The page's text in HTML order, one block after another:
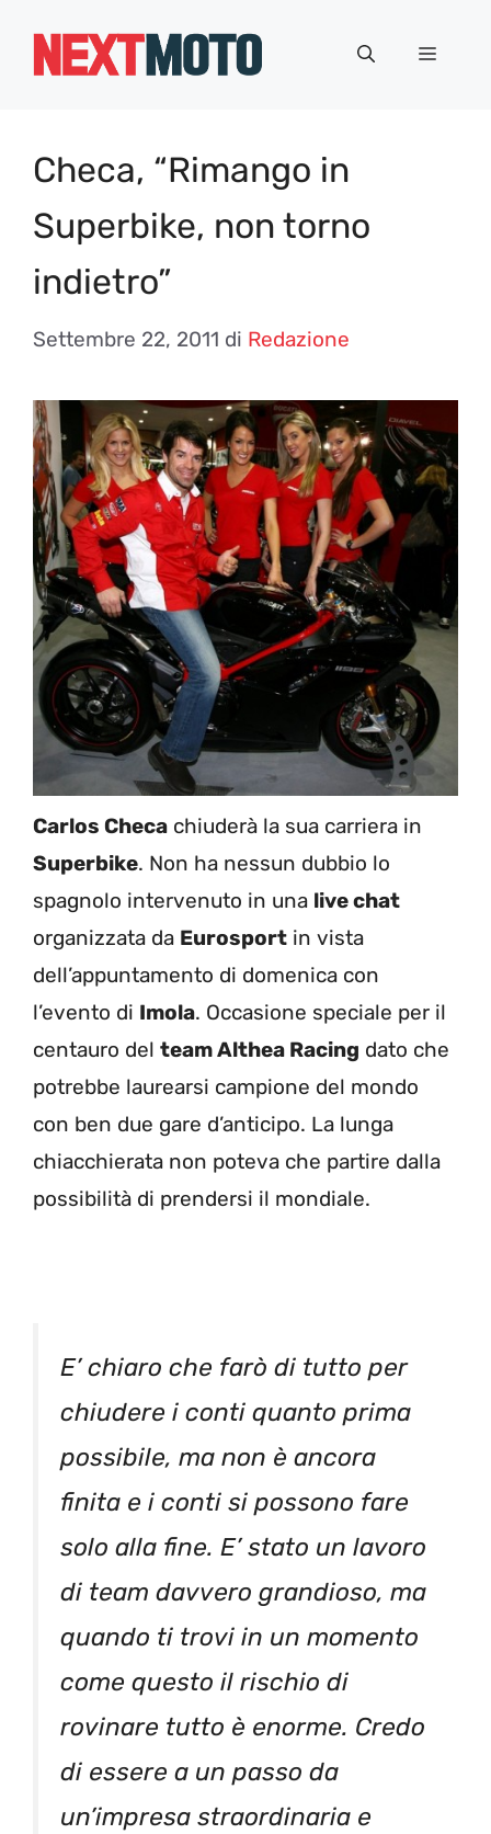
Menu
Checa, “Rimango in
Superbike, non torno
indietro”
Settembre 22, 2011 di Redazione
Carlos Checa chiuderà la sua carriera in
Superbike. Non ha nessun dubbio lo
spagnolo intervenuto in una live chat
organizzata da Eurosport in vista
dell’appuntamento di domenica con
l’evento di Imola. Occasione speciale per il
centauro del team Althea Racing dato che
potrebbe laurearsi campione del mondo
con ben due gare d’anticipo. La lunga
chiacchierata non poteva che partire dalla
possibilità di prendersi il mondiale.
E’ chiaro che farò di tutto per
chiudere i conti quanto prima
possibile, ma non è ancora
finita e i conti si possono fare
solo alla fine. E’ stato un lavoro
di team davvero grandioso, ma
quando ti trovi in un momento
come questo il rischio di
rovinare tutto è enorme. Credo
di essere a un passo da
un’impresa straordinaria e